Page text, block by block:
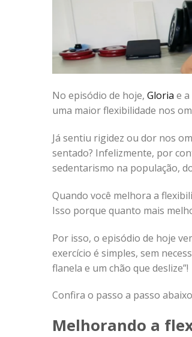
No episódio de hoje, Gloria e
uma maior flexibilidade nos
Já sentiu rigidez ou dor nos
sentado? Infelizmente, por
sedentarismo na população,
Quando você melhora a
Isso porque quanto mais
Por isso, o episódio de hoje
exercício é simples, sem
flanela e um chão que deslize”!
Confira o passo a passo
Melhorando a